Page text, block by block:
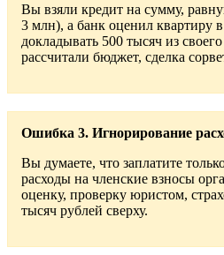
Вы взяли кредит на сумму,
3 млн), а банк оценил квартиру
докладывать 500 тысяч из
рассчитали бюджет, сделка
Ошибка 3. Игнорирование
Вы думаете, что заплатите
расходы на членские взносы
оценку, проверку юристом,
тысяч рублей сверху.